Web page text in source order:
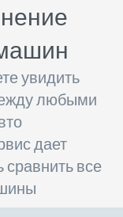
увидить
любыми
дает
сравнить все